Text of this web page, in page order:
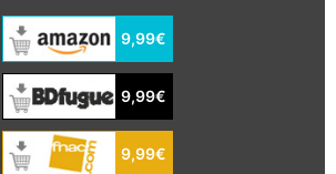
9,99€
9,99€
9,99€